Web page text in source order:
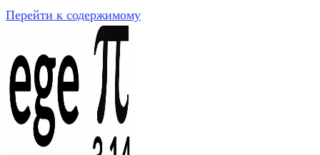
Перейти к содержимому